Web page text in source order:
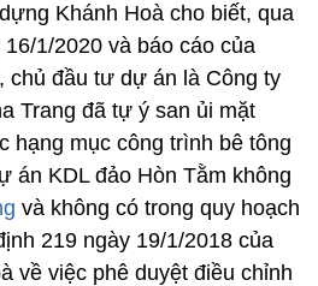
Khánh Hoà cho biết, qua
1/2020 và báo cáo của
chủ đầu tư dự án là Công ty
Trang đã tự ý san ủi mặt
hạng mục công trình bê tông
án KDL đảo Hòn Tằm không
và không có trong quy hoạch
219 ngày 19/1/2018 của
về việc phê duyệt điều chỉnh